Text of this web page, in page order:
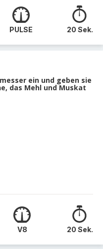
PULSE 20 Sek.
ein und geben sie
das Mehl und Muskat
V8 20 Sek.